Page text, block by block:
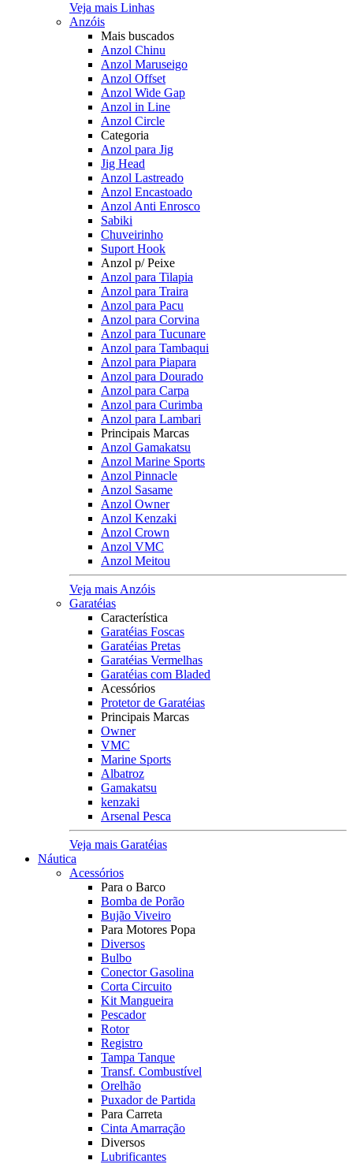
Veja mais Linhas
Anzóis
Mais buscados
Anzol Chinu
Anzol Maruseigo
Anzol Offset
Anzol Wide Gap
Anzol in Line
Anzol Circle
Categoria
Anzol para Jig
Jig Head
Anzol Lastreado
Anzol Encastoado
Anzol Anti Enrosco
Sabiki
Chuveirinho
Suport Hook
Anzol p/ Peixe
Anzol para Tilapia
Anzol para Traira
Anzol para Pacu
Anzol para Corvina
Anzol para Tucunare
Anzol para Tambaqui
Anzol para Piapara
Anzol para Dourado
Anzol para Carpa
Anzol para Curimba
Anzol para Lambari
Principais Marcas
Anzol Gamakatsu
Anzol Marine Sports
Anzol Pinnacle
Anzol Sasame
Anzol Owner
Anzol Kenzaki
Anzol Crown
Anzol VMC
Anzol Meitou
Veja mais Anzóis
Garatéias
Característica
Garatéias Foscas
Garatéias Pretas
Garatéias Vermelhas
Garatéias com Bladed
Acessórios
Protetor de Garatéias
Principais Marcas
Owner
VMC
Marine Sports
Albatroz
Gamakatsu
kenzaki
Arsenal Pesca
Veja mais Garatéias
Náutica
Acessórios
Para o Barco
Bomba de Porão
Bujão Viveiro
Para Motores Popa
Diversos
Bulbo
Conector Gasolina
Corta Circuito
Kit Mangueira
Pescador
Rotor
Registro
Tampa Tanque
Transf. Combustível
Orelhão
Puxador de Partida
Para Carreta
Cinta Amarração
Diversos
Lubrificantes